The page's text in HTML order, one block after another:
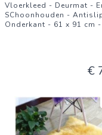
Vloerkleed - Deurmat -
SChoonhouden -
Onderkant - 61 x 91 cm -
€